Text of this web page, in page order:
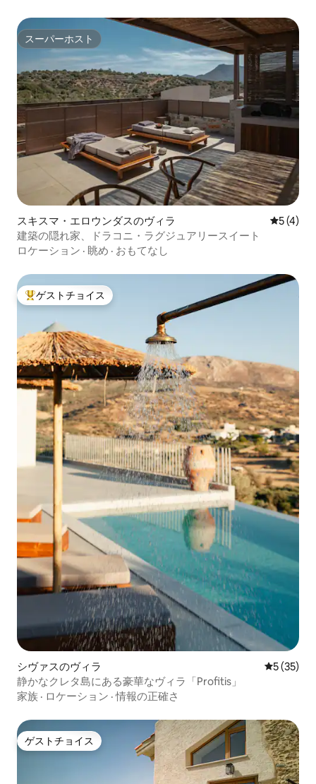
スーパーホスト
スーパーホスト
スキスマ・エロウンダスのヴィラ レビュー
5 (4)
建築の隠れ家、ドラコニ・ラグジュアリースイート
ロケーション · 眺め · おもてなし
大好評のゲストチョイスです。
ゲストチョイス
シヴァスのヴィラ レビュー
5 (35)
静かなクレタ島にある豪華なヴィラ「Profitis」
家族 · ロケーション ·情報の正確さ
ゲストチョイス
ゲストチョイス